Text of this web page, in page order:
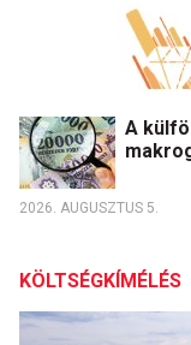
A
2026. AUGUSZTUS 5.
KÖLTSÉGKÍMÉLÉS